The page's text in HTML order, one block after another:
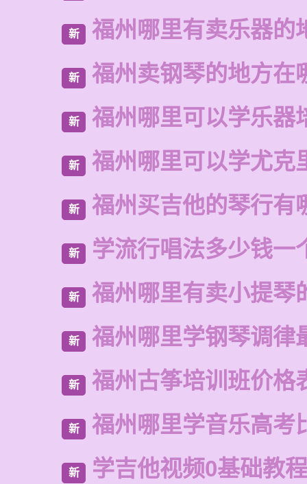
新 福州哪里有卖乐器的
新 福州卖钢琴的地方在
新 福州哪里可以学乐器
新 福州哪里可以学尤克
新 福州买吉他的琴行有
新 学流行唱法多少钱一
新 福州哪里有卖小提琴
新 福州哪里学钢琴调律
新 福州古筝培训班价格
新 福州哪里学音乐高考
新 学吉他视频0基础教